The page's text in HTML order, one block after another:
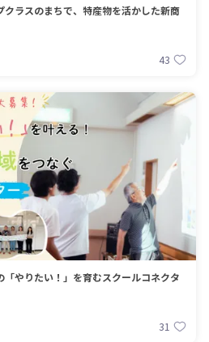
ラスのまちで、特産物を活かした新商
43
「やりたい！」を育むスクールコネクタ
31